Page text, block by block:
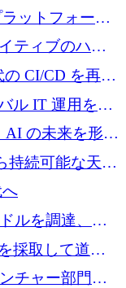
ットフォーム
2,000 万ドル
ティブのハー
進するために
CI/CD を再発
てステルスか
ル IT 運用を自
上を調達
AI の未来を形作
Nexus
持続可能な天然
ンドを調達
ルを調達、
がエストニア
採取して道路
万ドルを調達
チャー部門か